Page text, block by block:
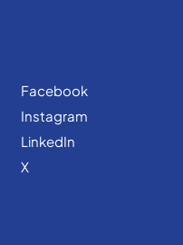
Facebook
Instagram
LinkedIn
X